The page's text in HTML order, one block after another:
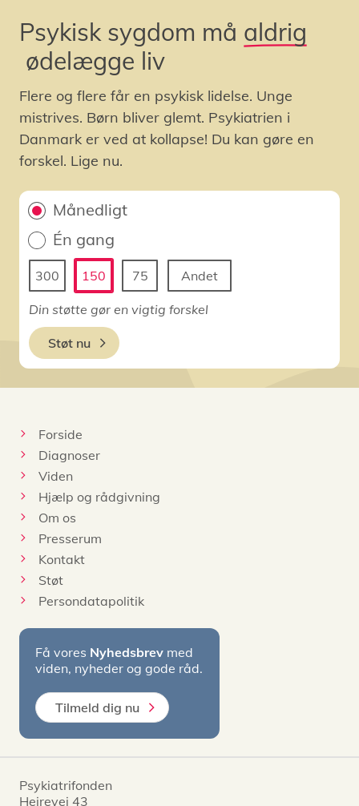
Psykisk sygdom må aldrig
ødelægge liv
Flere og flere får en psykisk lidelse. Unge
mistrives. Børn bliver glemt. Psykiatrien i
Danmark er ved at kollapse! Du kan gøre en
forskel. Lige nu.
Månedligt
Én gang
300 150 75 Andet
Din støtte gør en vigtig forskel
Støt nu
Forside
Diagnoser
Viden
Hjælp og rådgivning
Om os
Presserum
Kontakt
Støt
Persondatapolitik
Få vores Nyhedsbrev med
viden, nyheder og gode råd.
Tilmeld dig nu
Psykiatrifonden
Hejrevej 43